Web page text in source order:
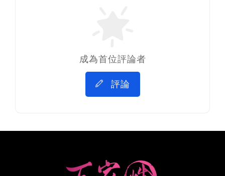
成為首位評論者
評論